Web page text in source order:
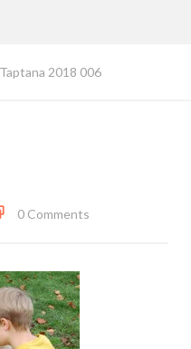
2018 006
0 Comments